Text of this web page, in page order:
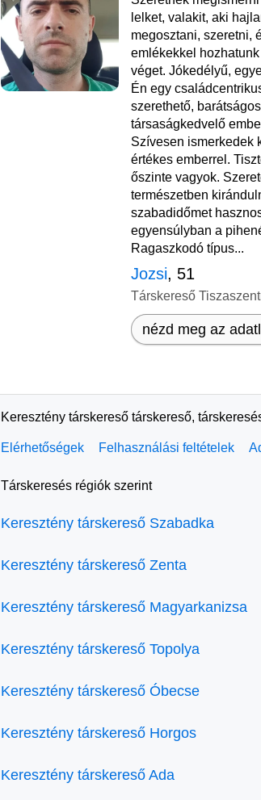
lelket, valakit, aki
megosztani, szeretni,
emlékekkel
véget. Jókedélyű,
Én egy
szerethető,
társaságkedvelő
Szívesen ismerkedek
értékes emberrel.
őszinte vagyok.
természetben
szabadidőmet
egyensúlyban a
Ragaszkodó típus...
Jozsi, 51
Társkereső
nézd meg az
Keresztény társkereső társkereső,
Elérhetőségek Felhasználási feltételek
Társkeresés régiók szerint
Keresztény társkereső Szabadka
Keresztény társkereső Zenta
Keresztény társkereső Magyarkanizsa
Keresztény társkereső Topolya
Keresztény társkereső Óbecse
Keresztény társkereső Horgos
Keresztény társkereső Ada